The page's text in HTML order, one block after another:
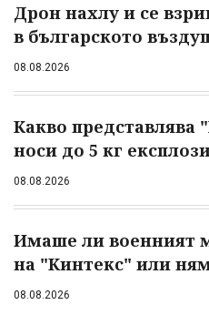
Дрон нахлу и се
в българското
08.08.2026
Какво
носи до 5 кг
08.08.2026
Имаше ли военният
на "Кинтекс" или
08.08.2026